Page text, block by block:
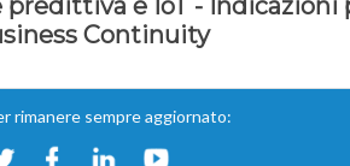
predittiva e IoT - Indicazioni
Continuity
rimanere sempre aggiornato: